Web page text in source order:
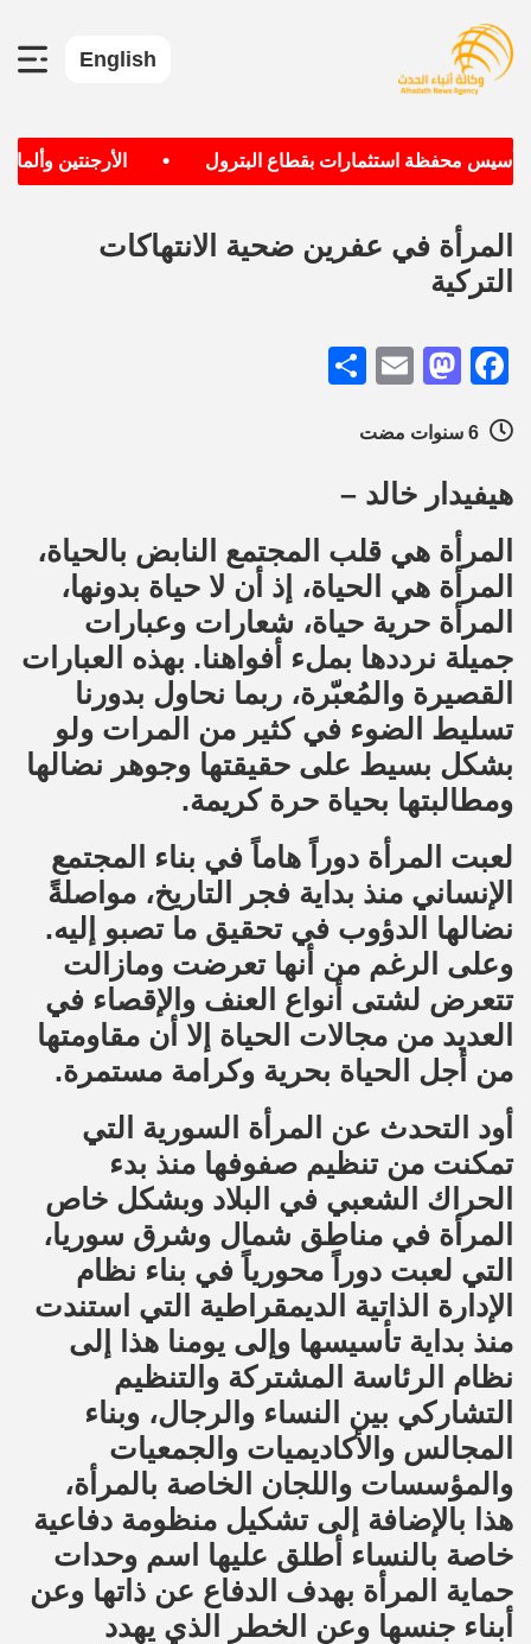
English
محفظة استثمارات بقطاع البترول الأرجنتين
المرأة في عفرين ضحية الانتهاكات
التركية
Facebook
Mastodon
Email
هيفيدار خالد –
المرأة هي قلب المجتمع النابض بالحياة،
المرأة هي الحياة، إذ أن لا حياة بدونها،
المرأة حرية حياة، شعارات وعبارات
جميلة نرددها بملء أفواهنا. بهذه العبارات
القصيرة والمُعبّرة، ربما نحاول بدورنا
تسليط الضوء في كثير من المرات ولو
بشكل بسيط على حقيقتها وجوهر نضالها
ومطالبتها بحياة حرة كريمة.
لعبت المرأة دوراً هاماً في بناء المجتمع
الإنساني منذ بداية فجر التاريخ، مواصلةً
نضالها الدؤوب في تحقيق ما تصبو إليه.
وعلى الرغم من أنها تعرضت ومازالت
تتعرض لشتى أنواع العنف والإقصاء في
العديد من مجالات الحياة إلا أن مقاومتها
من أجل الحياة بحرية وكرامة مستمرة.
أود التحدث عن المرأة السورية التي
تمكنت من تنظيم صفوفها منذ بدء
الحراك الشعبي في البلاد وبشكل خاص
المرأة في مناطق شمال وشرق سوريا،
التي لعبت دوراً محورياً في بناء نظام
الإدارة الذاتية الديمقراطية التي استندت
منذ بداية تأسيسها وإلى يومنا هذا إلى
نظام الرئاسة المشتركة والتنظيم
التشاركي بين النساء والرجال، وبناء
المجالس والأكاديميات والجمعيات
والمؤسسات واللجان الخاصة بالمرأة،
هذا بالإضافة إلى تشكيل منظومة دفاعية
خاصة بالنساء أطلق عليها اسم وحدات
حماية المرأة بهدف الدفاع عن ذاتها وعن
أبناء جنسها وعن الخطر الذي يهدد